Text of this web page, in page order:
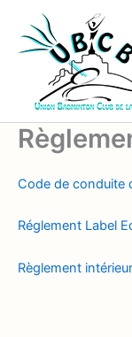
contenu
Code de conduite
Réglement Label
Règlement